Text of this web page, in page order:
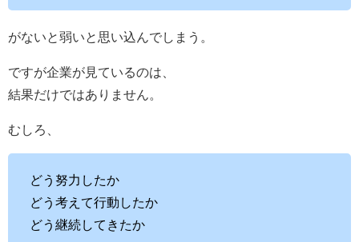
がないと弱いと思い込んでしまう。
ですが企業が見ているのは、
結果だけではありません。
むしろ、
どう努力したか
どう考えて行動したか
どう継続してきたか